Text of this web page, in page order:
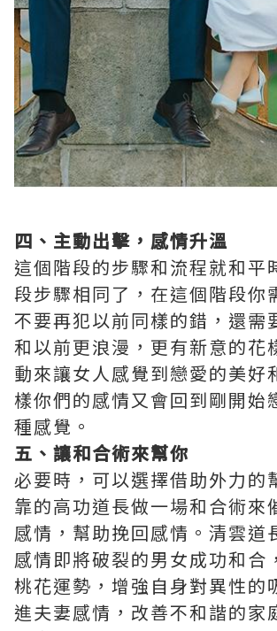
四、主動出擊，感情升溫
這個階段的步驟和流程就和平
段步驟相同了，在這個階段你
不要再犯以前同樣的錯，還需
和以前更浪漫，更有新意的花
動來讓女人感覺到戀愛的美好
樣你們的感情又會回到剛開始
種感覺。
五、讓和合術來幫你
必要時，可以選擇借助外力的
靠的高功道長做一場和合術來
感情，幫助挽回感情。清雲道
感情即將破裂的男女成功和合
桃花運勢，增強自身對異性的
進夫妻感情，改善不和諧的家